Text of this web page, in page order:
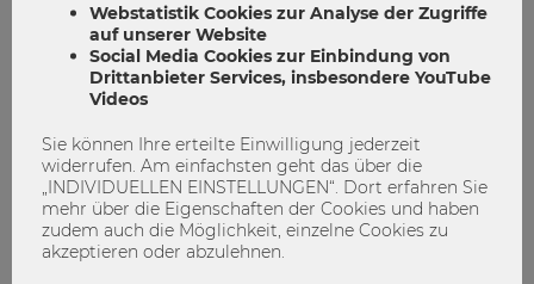
Bleibt Bargeld unersetzbar?
bargeld bargeldlos
digitalewährung
Interview
wumagazin
Zukunft
Webstatistik Cookies zur Analyse der Zugriffe
auf unserer Website
Social Media Cookies zur Einbindung von
Drittanbieter Services, insbesondere YouTube
Videos
Sie können Ihre erteilte Einwilligung jederzeit
widerrufen. Am einfachsten geht das über die
„INDIVIDUELLEN EINSTELLUNGEN“. Dort erfahren Sie
mehr über die Eigenschaften der Cookies und haben
zudem auch die Möglichkeit, einzelne Cookies zu
akzeptieren oder abzulehnen.